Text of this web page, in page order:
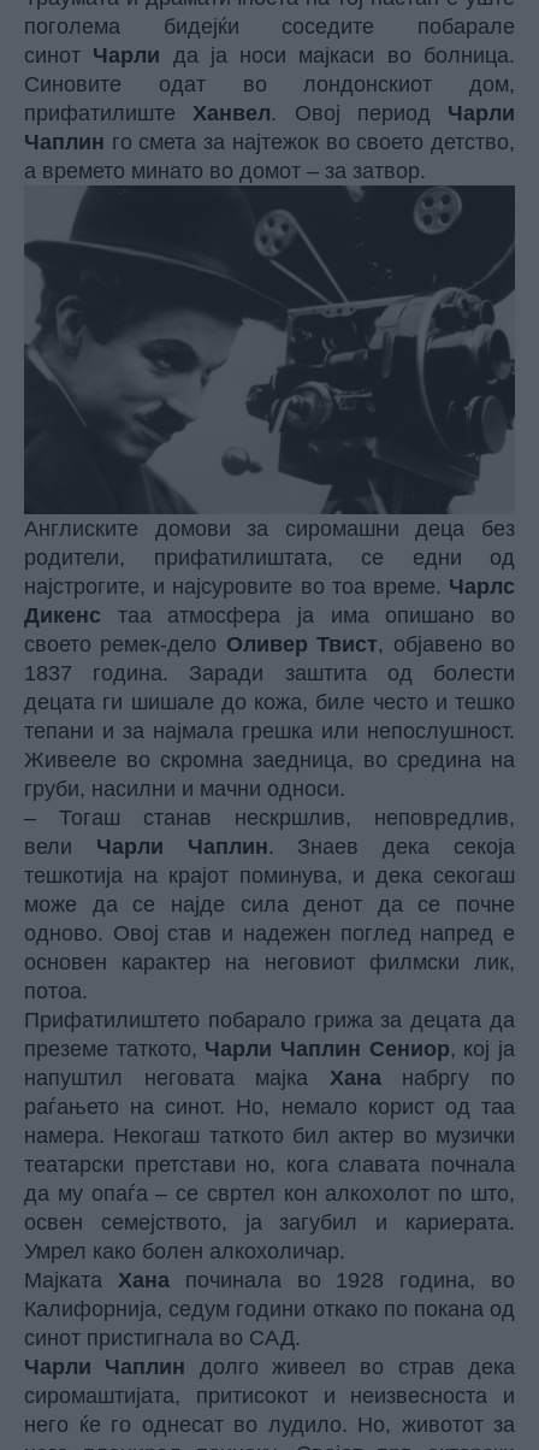
поголема бидејќи соседите побарале
синот Чарли да ја носи мајкаси во болница.
Синовите одат во лондонскиот дом,
прифатилиштеХанвел. Овој период Чарли
Чаплин го смета за најтежок во своето детство,
а времето минато во домот – за затвор.
Англиските домови за сиромашни деца без
родители, прифатилиштата, се едни од
најстрогите, и најсуровите во тоа време. Чарлс
Дикенс таа атмосфера ја има опишано во
своето ремек-дело Оливер Твист, објавено во
1837 година. Заради заштита од болести
децата ги шишале до кожа, биле често и тешко
тепани и за најмала грешка или непослушност.
Живееле во скромна заедница, во средина на
груби, насилни и мачни односи.
– Тогаш станав нескршлив, неповредлив,
вели Чарли Чаплин. Знаев дека секоја
тешкотија на крајот поминува, и дека секогаш
може да се најде сила денот да се почне
одново. Овој став и надежен поглед напред е
основен карактер на неговиот филмски лик,
потоа.
Прифатилиштето побарало грижа за децата да
преземе таткото, Чарли Чаплин Сениор, кој ја
напуштил неговата мајка Хананабргу по
раѓањето на синот. Но, немало корист од таа
намера. Некогаш таткото бил актер во музички
театарски претстави но, кога славата почнала
да му опаѓа – се свртел кон алкохолот по што,
освен семејството, ја загубил и кариерата.
Умрел како болен алкохоличар.
Мајката Ханапочинала во 1928 година, во
Калифорнија, седум години откако по покана од
синот пристигнала во САД.
Чарли Чаплин долго живеел во страв дека
сиромаштијата, притисокот и неизвесноста и
него ќе го однесат во лудило. Но, животот за